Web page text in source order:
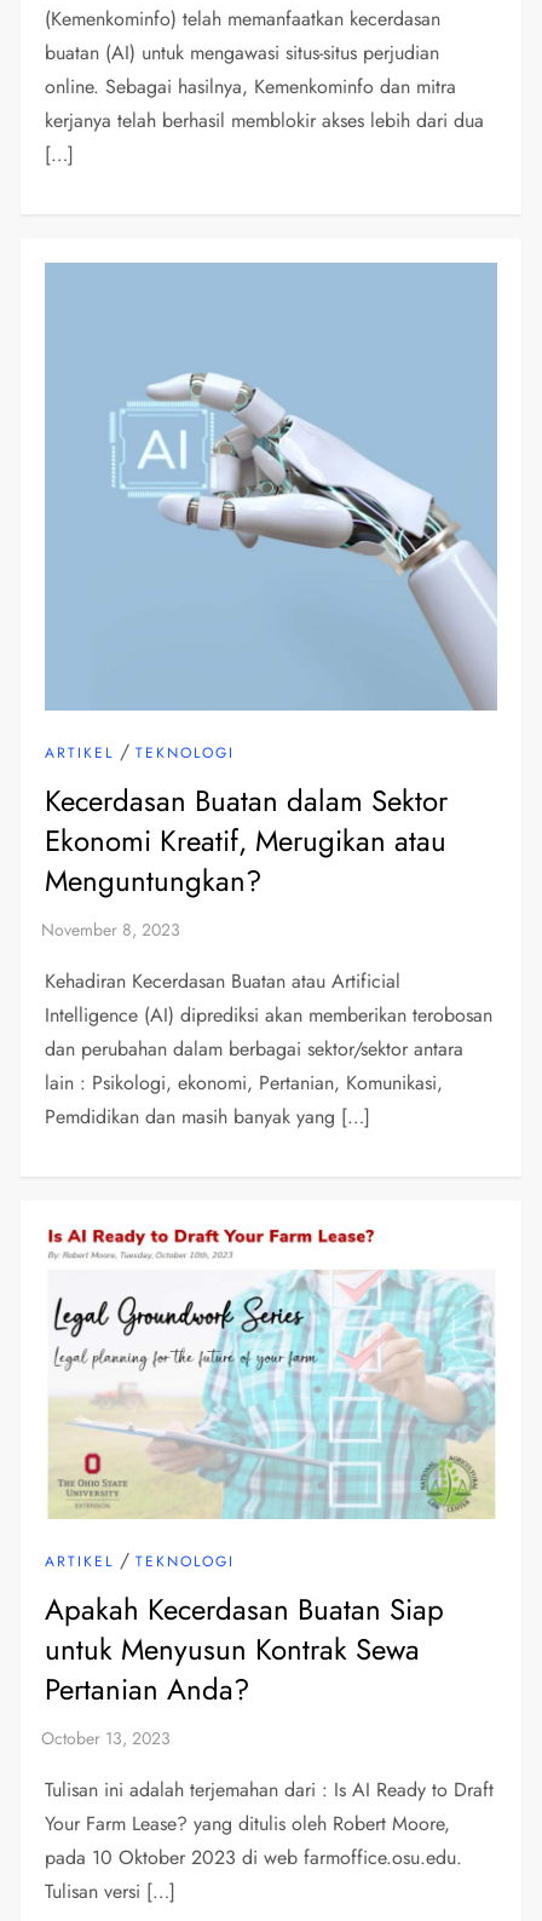
(Kemenkominfo) telah memanfaatkan kecerdasan
buatan (AI) untuk mengawasi situs-situs perjudian
online. Sebagai hasilnya, Kemenkominfo dan mitra
kerjanya telah berhasil memblokir akses lebih dari dua
[…]
ARTIKEL /TEKNOLOGI
Kecerdasan Buatan dalam Sektor
Ekonomi Kreatif, Merugikan atau
Menguntungkan?
Kehadiran Kecerdasan Buatan atau Artificial
Intelligence (AI) diprediksi akan memberikan terobosan
dan perubahan dalam berbagai sektor/sektor antara
lain : Psikologi, ekonomi, Pertanian, Komunikasi,
Pemdidikan dan masih banyak yang […]
ARTIKEL /TEKNOLOGI
Apakah Kecerdasan Buatan Siap
untuk Menyusun Kontrak Sewa
Pertanian Anda?
Tulisan ini adalah terjemahan dari : Is AI Ready to Draft
Your Farm Lease? yang ditulis oleh Robert Moore,
pada 10 Oktober 2023 di web farmoffice.osu.edu.
Tulisan versi […]